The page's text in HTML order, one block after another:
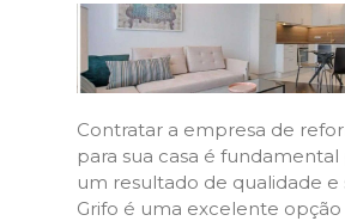
Contratar a empresa de
para sua casa é fundamental
um resultado de qualidade e
Grifo é uma excelente